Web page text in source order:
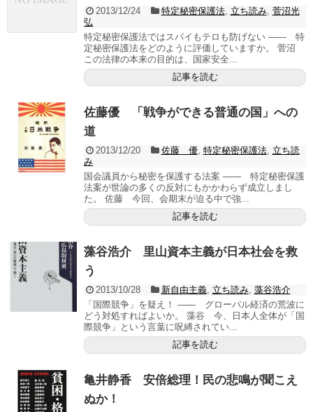
2013/12/24 特定秘密保護法, 立ち読み, 菅沼光
弘
特定秘密保護法ではスパイもテロも防げない ―― 特
定秘密保護法をどのように評価していますか。 菅沼
この法律の本来の目的は、国家安全...
記事を読む
佐藤優 「戦争ができる普通の国」への
道
2013/12/20 佐藤 優, 特定秘密保護法, 立ち読
み
国会議員から秘密を保護する法案 ―― 特定秘密保護
法案が世論の多くの反対にもかかわらず成立しまし
た。 佐藤 今回、会期末が迫る中で強...
記事を読む
藻谷浩介 里山資本主義が日本社会を救
う
2013/10/28 新自由主義, 立ち読み, 藻谷浩介
「国際競争」を疑え！ ―― グローバル経済の荒波に
どう対処すればよいか。 藻谷 今、日本人全体が「国
際競争」という言葉に呪縛されてい...
記事を読む
亀井静香 安倍総理！民の悲鳴が聞こえ
ぬか！